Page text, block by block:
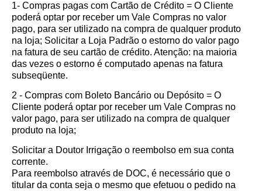
1- Compras pagas com Cartão de Crédito = O Cliente
poderá optar por receber um Vale Compras no valor
pago, para ser utilizado na compra de qualquer produto
na loja; Solicitar a Loja Padrão o estorno do valor pago
na fatura de seu cartão de crédito. Atenção: na maioria
das vezes o estorno é computado apenas na fatura
subseqüente.
2 - Compras com Boleto Bancário ou Depósito = O
Cliente poderá optar por receber um Vale Compras no
valor pago, para ser utilizado na compra de qualquer
produto na loja;
Solicitar a Doutor Irrigação o reembolso em sua conta
corrente.
Para reembolso através de DOC, é necessário que o
titular da conta seja o mesmo que efetuou o pedido na